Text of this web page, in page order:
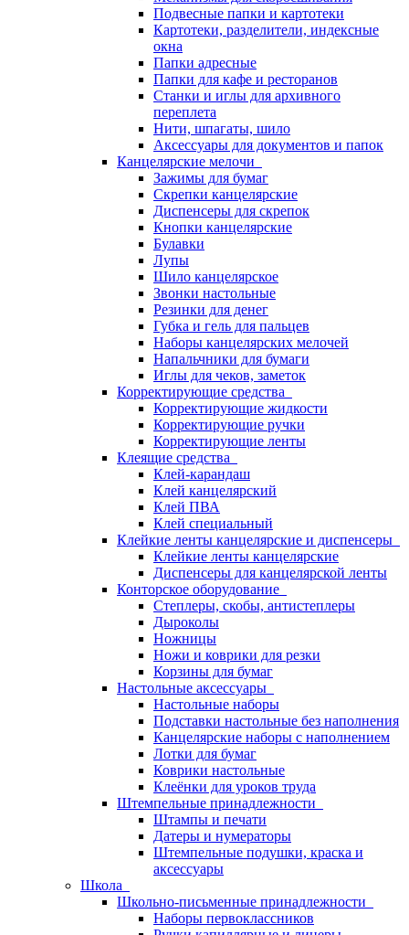
Подвесные папки и картотеки
Картотеки, разделители, индексные
окна
Папки адресные
Папки для кафе и ресторанов
Станки и иглы для архивного
переплета
Нити, шпагаты, шило
Аксессуары для документов и папок
Канцелярские мелочи
Зажимы для бумаг
Скрепки канцелярские
Диспенсеры для скрепок
Кнопки канцелярские
Булавки
Лупы
Шило канцелярское
Звонки настольные
Резинки для денег
Губка и гель для пальцев
Наборы канцелярских мелочей
Напальчники для бумаги
Иглы для чеков, заметок
Корректирующие средства
Корректирующие жидкости
Корректирующие ручки
Корректирующие ленты
Клеящие средства
Клей-карандаш
Клей канцелярский
Клей ПВА
Клей специальный
Клейкие ленты канцелярские и диспенсеры
Клейкие ленты канцелярские
Диспенсеры для канцелярской ленты
Конторское оборудование
Степлеры, скобы, антистеплеры
Дыроколы
Ножницы
Ножи и коврики для резки
Корзины для бумаг
Настольные аксессуары
Настольные наборы
Подставки настольные без наполнения
Канцелярские наборы с наполнением
Лотки для бумаг
Коврики настольные
Клеёнки для уроков труда
Штемпельные принадлежности
Штампы и печати
Датеры и нумераторы
Штемпельные подушки, краска и
аксессуары
Школа
Школьно-письменные принадлежности
Наборы первоклассников